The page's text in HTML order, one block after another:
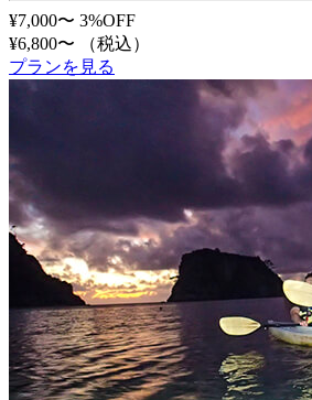
¥7,000〜 3%OFF
¥6,800〜
（税込）
プランを見る